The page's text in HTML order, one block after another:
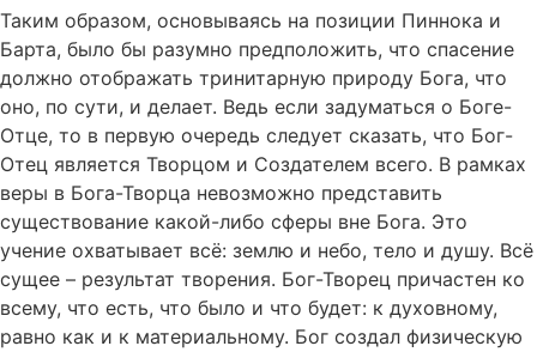
Таким образом, основываясь на позиции Пиннока и
Барта, было бы разумно предположить, что спасение
должно отображать тринитарную природу Бога, что
оно, по сути, и делает. Ведь если задуматься о Боге-
Отце, то в первую очередь следует сказать, что Бог-
Отец является Творцом и Создателем всего. В рамках
веры в Бога-Творца невозможно представить
существование какой-либо сферы вне Бога. Это
учение охватывает всё: землю и небо, тело и душу. Всё
сущее – результат творения. Бог-Творец причастен ко
всему, что есть, что было и что будет: к духовному,
равно как и к материальному. Бог создал физическую